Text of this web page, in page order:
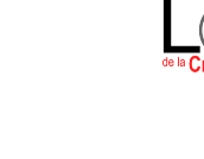
Lotería de